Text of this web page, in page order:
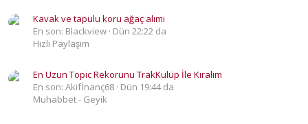
Kavak ve tapulu koru ağaç alımı
En son: Blackview Dün 22:22 da
Hızlı Paylaşım
En Uzun Topic Rekorunu TrakKulüp İle Kıralım
En son: Akifİnanç68 Dün 19:44 da
Muhabbet - Geyik